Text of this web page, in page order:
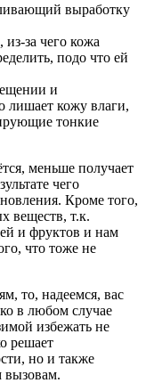
выработку
из-за чего кожа
подо что ей
и
лишает кожу влаги,
тонкие
меньше получает
чего
Кроме того,
веществ, т.к.
и фруктов и нам
что тоже не
то, надеемся, вас
в любом случае
избежать не
решает
но и также
вызовам.